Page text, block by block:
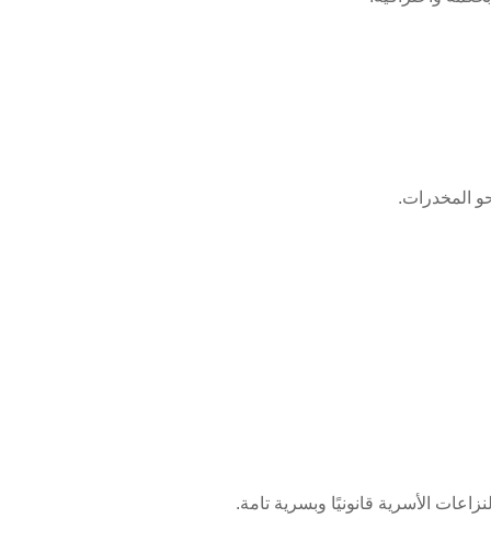
المخدرات.
الأسرية قانونيًا وبسرية تامة.